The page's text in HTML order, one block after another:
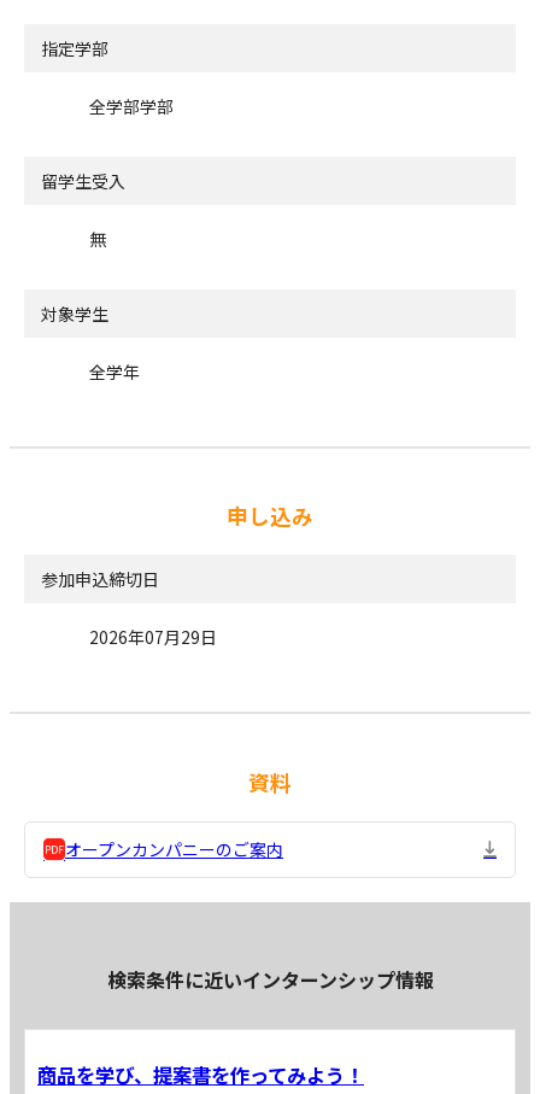
指定学部
全学部学部
留学生受入
無
対象学生
全学年
申し込み
参加申込締切日
2026年07月29日
資料
オープンカンパニーのご案内
検索条件に近いインターンシップ情報
商品を学び、提案書を作ってみよう！